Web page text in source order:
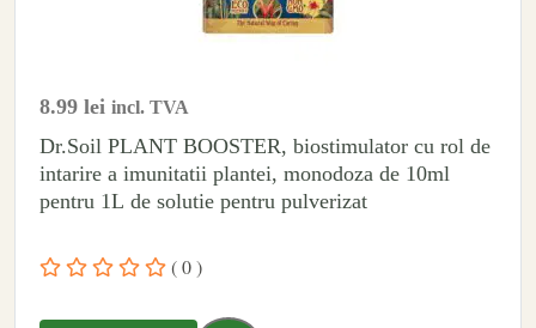
8.99 lei incl. TVA
Dr.Soil PLANT BOOSTER, biostimulator cu rol de
intarire a imunitatii plantei, monodoza de 10ml
pentru 1L de solutie pentru pulverizat
( 0 )